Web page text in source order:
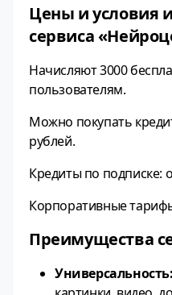
Цены и условия
сервиса
Начисляют 3000
пользователям.
Можно покупать
рублей.
Кредиты по подписке:
Корпоративные
Преимущества
Универсальность: